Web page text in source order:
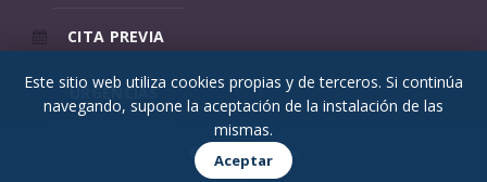
CITA PREVIA
URGENCIAS
© 2026 Psicodex
Este sitio web utiliza cookies propias y de terceros. Si continúa
navegando, supone la aceptación de la instalación de las
mismas.
Aceptar